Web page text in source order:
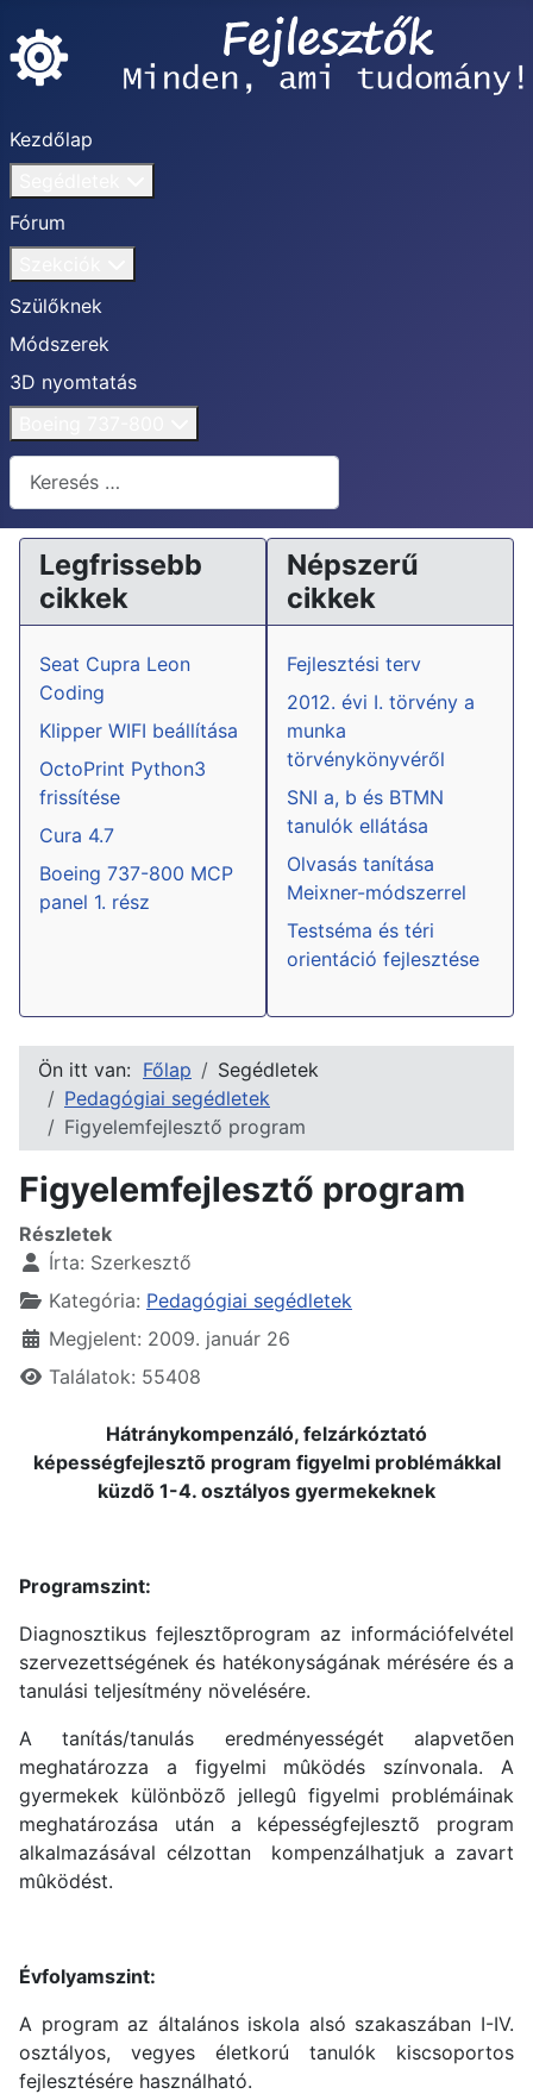
Kezdőlap
Fórum
Szülőknek
Módszerek
3D nyomtatás
Keresés...
Legfrissebb
cikkek
Seat Cupra Leon
Coding
Klipper WIFI beállítása
OctoPrint Python3
frissítése
Cura 4.7
Boeing 737-800 MCP
panel 1. rész
Népszerű
cikkek
Fejlesztési terv
2012. évi I. törvény a
munka
törvénykönyvéről
SNI a, b és BTMN
tanulók ellátása
Olvasás tanítása
Meixner-módszerrel
Testséma és téri
orientáció fejlesztése
Ön itt van: Főlap
Segédletek
Pedagógiai segédletek
Figyelemfejlesztő program
Figyelemfejlesztő program
Részletek
Írta: Szerkesztő
Kategória: Pedagógiai segédletek
Megjelent: 2009. január 26
Találatok: 55408
Hátránykompenzáló, felzárkóztató
képességfejlesztõ program figyelmi problémákkal
küzdõ 1-4. osztályos gyermekeknek
Programszint:
Diagnosztikus fejlesztõprogram az információfelvétel
szervezettségének és hatékonyságának mérésére és a
tanulási teljesítmény növelésére.
A tanítás/tanulás eredményességét alapvetõen
meghatározza a figyelmi mûködés színvonala. A
gyermekek különbözõ jellegû figyelmi problémáinak
meghatározása után a képességfejlesztõ program
alkalmazásával célzottan kompenzálhatjuk a zavart
mûködést.
Évfolyamszint:
A program az általános iskola alsó szakaszában I-IV.
osztályos, vegyes életkorú tanulók kiscsoportos
fejlesztésére használható.